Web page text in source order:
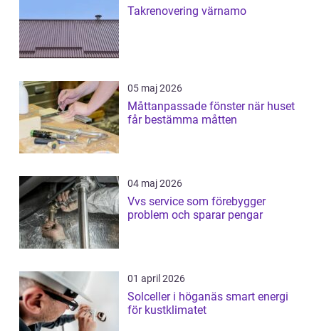
Takrenovering värnamo
05 maj 2026
Måttanpassade fönster när huset
får bestämma måtten
04 maj 2026
Vvs service som förebygger
problem och sparar pengar
01 april 2026
Solceller i höganäs smart energi
för kustklimatet